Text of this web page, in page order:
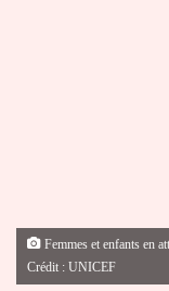
Femmes et enfants en
Crédit : UNICEF